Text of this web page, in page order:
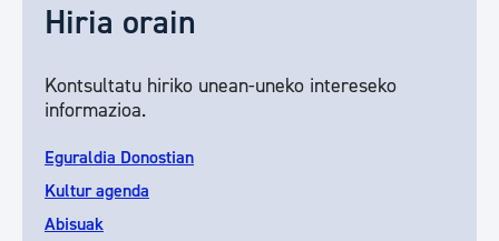
Hiria orain
Kontsultatu hiriko unean-uneko intereseko
informazioa.
Eguraldia Donostian
Kultur agenda
Abisuak